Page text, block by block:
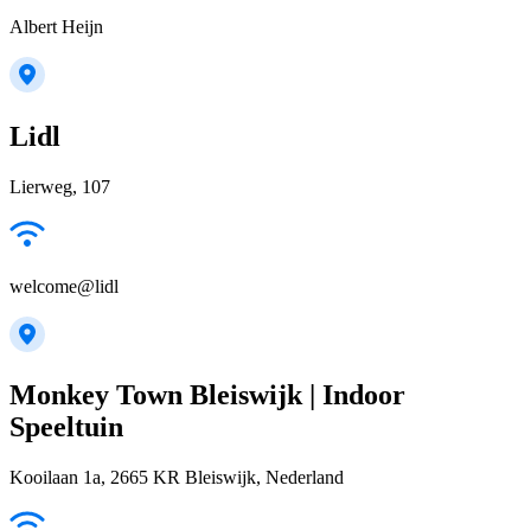
Albert Heijn
Lidl
Lierweg, 107
welcome@lidl
Monkey Town Bleiswijk | Indoor
Speeltuin
Kooilaan 1a, 2665 KR Bleiswijk, Nederland